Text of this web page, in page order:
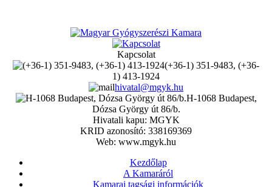
Kapcsolat
(+36-1) 351-9483, (+36-
1) 413-1924
hivatal@mgyk.hu
H-1068 Budapest,
Dózsa György út 86/b.
Hivatali kapu: MGYK
KRID azonosító: 338169369
Web: www.mgyk.hu
Kezdőlap
A Kamaráról
Kamarai tagsági információk